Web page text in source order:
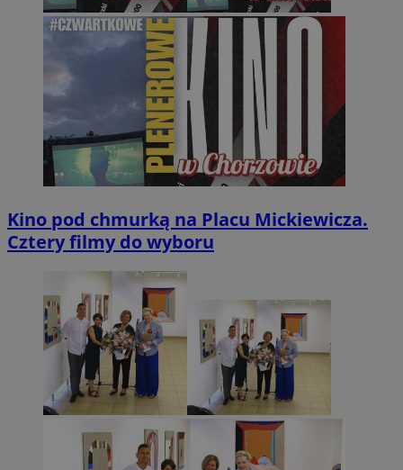
Kino pod chmurką na Placu Mickiewicza.
Cztery filmy do wyboru